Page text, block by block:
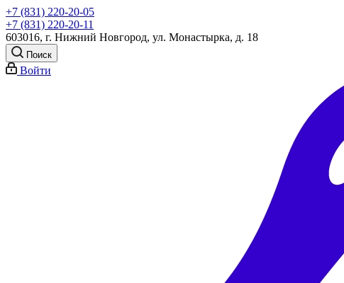
+7 (831) 220-20-05
+7 (831) 220-20-11
603016, г. Нижний Новгород, ул. Монастырка, д. 18
Поиск
Войти